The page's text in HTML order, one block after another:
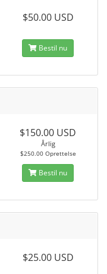
$50.00 USD
Bestil nu
$150.00 USD
Årlig
$250.00 Oprettelse
Bestil nu
$25.00 USD